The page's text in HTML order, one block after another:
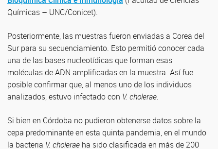
Químicas – UNC/Conicet).
Posteriormente, las muestras fueron enviadas a Corea del
Sur para su secuenciamiento. Esto permitió conocer cada
una de las bases nucleotídicas que forman esas
moléculas de ADN amplificadas en la muestra. Así fue
posible confirmar que, al menos uno de los individuos
analizados, estuvo infectado con V. cholerae.
Si bien en Córdoba no pudieron obtenerse datos sobre la
cepa predominante en esta quinta pandemia, en el mundo
la bacteria V. cholerae ha sido clasificada en más de 200